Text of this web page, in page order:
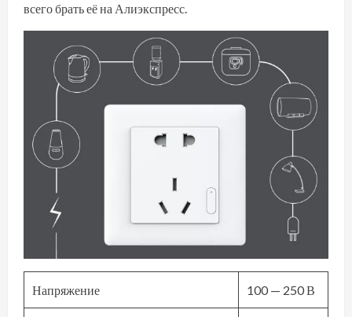
всего брать её на Алиэкспресс.
Напряжение 100 — 250 В